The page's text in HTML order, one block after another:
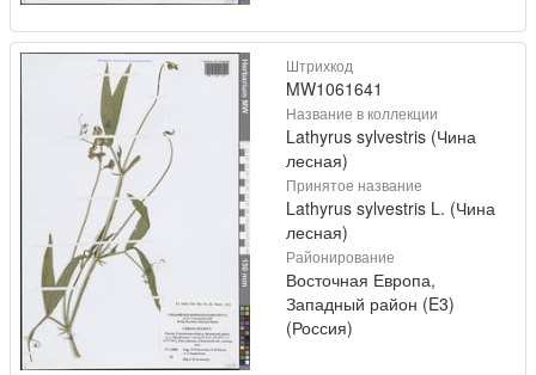
Штрихкод
MW1061641
Название в коллекции
Lathyrus sylvestris (Чина
лесная)
Принятое название
Lathyrus sylvestris L. (Чина
лесная)
Районирование
Восточная Европа,
Западный район (E3)
(Россия)